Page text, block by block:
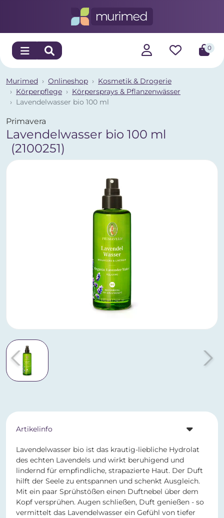
0
Murimed Onlineshop
Kosmetik & Drogerie
Körperpflege
Körpersprays & Pflanzenwässer
Lavendelwasser bio 100 ml
Primavera
Lavendelwasser bio 100 ml
(2100251)
Artikelinfo
Lavendelwasser bio ist das krautig-liebliche Hydrolat
des echten Lavendels und wirkt beruhigend und
lindernd für empfindliche, strapazierte Haut. Der Duft
hilft der Seele zu entspannen und schenkt Ausgleich.
Mit ein paar Sprühstößen einen Duftnebel über dem
Kopf versprühen. Augen schließen, Duft genießen - so
vermittelt das Lavendelwasser ein Gefühl von tiefer